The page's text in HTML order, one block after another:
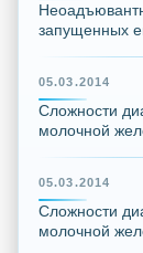
запущенных
05.03.2014
Сложности
молочной
05.03.2014
Сложности
молочной